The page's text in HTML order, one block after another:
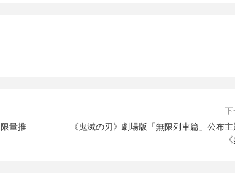
量推
《鬼滅の刃》劇場版「無限列車篇」公布主